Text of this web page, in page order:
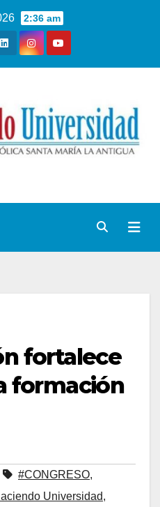
2:36 am
fortalece
formación
#CONGRESO,
Universidad,